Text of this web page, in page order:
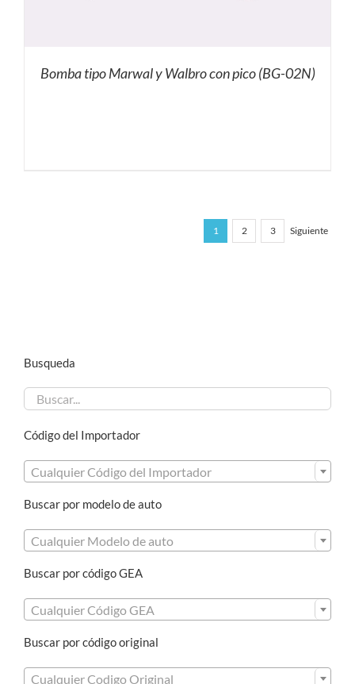
Bomba tipo Marwal y Walbro con pico (BG-02N)
1 2 3 Siguiente
Busqueda
Código del Importador
Cualquier Código del Importador
Buscar por modelo de auto
Cualquier Modelo de auto
Buscar por código GEA
Cualquier Código GEA
Buscar por código original
Cualquier Codigo Original